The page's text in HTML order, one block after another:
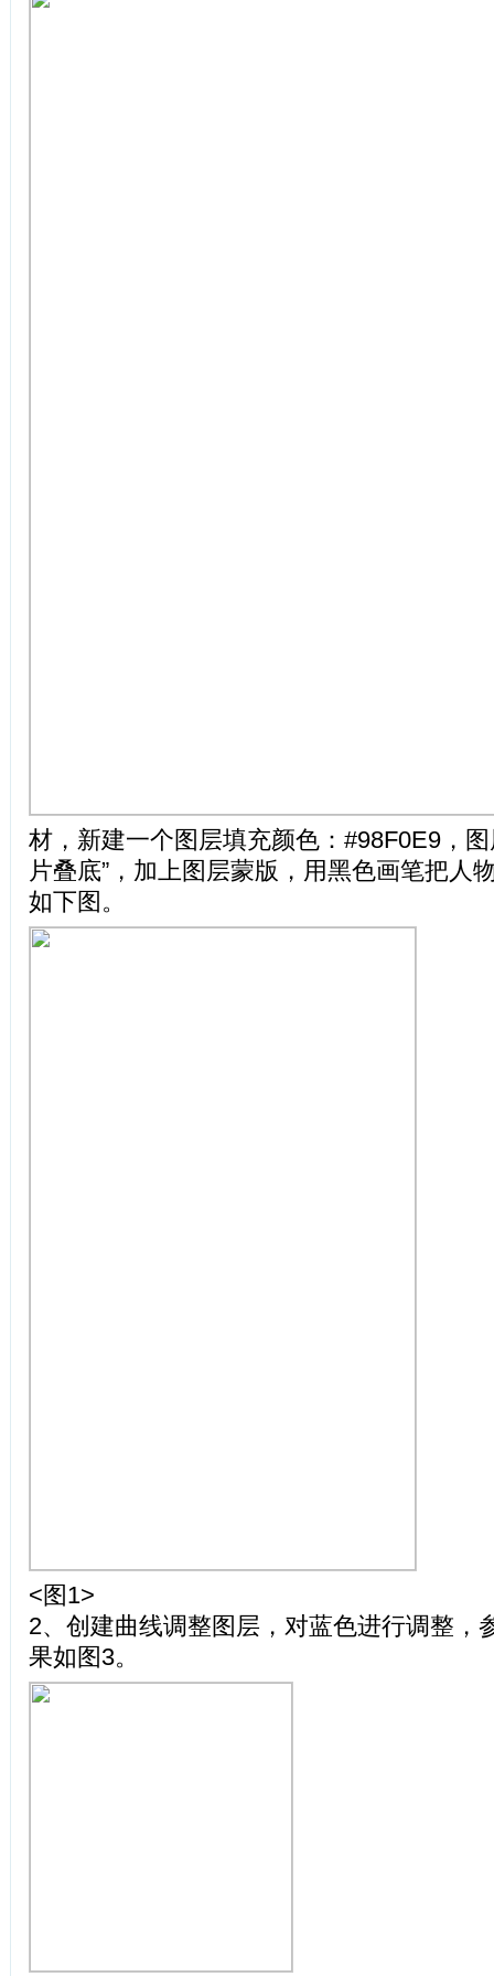
材，新建一个图层填充颜色：#98F0E9，
片叠底”，加上图层蒙版，用黑色画笔把人
如下图。
<图1>
2、创建曲线调整图层，对蓝色进行调整，
果如图3。